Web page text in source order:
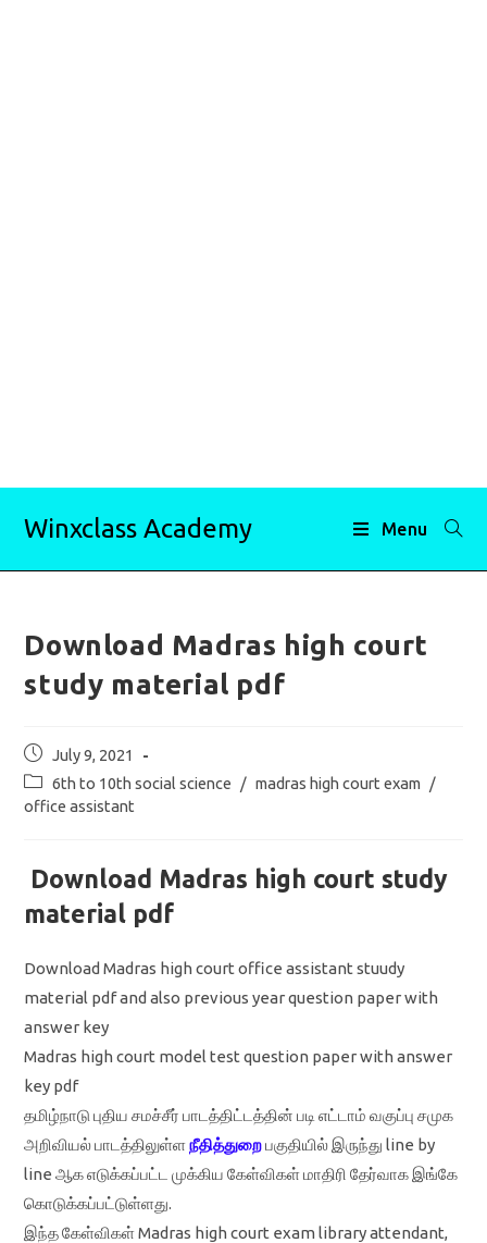
Winxclass Academy Menu
Download Madras high court
study material pdf
Post
published:
July 9, 2021
Post
category:
6th to 10th social science / madras high court exam /
office assistant
Download Madras high court study
material pdf
Download Madras high court office assistant stuudy
material pdf and also previous year question paper with
answer key
Madras high court model test question paper with answer
key pdf
தமிழ்நாடு புதிய சமச்சீர் பாடத்திட்டத்தின் படி எட்டாம் வகுப்பு சமுக
அறிவியல் பாடத்திலுள்ளநீதித்துறைபகுதியில் இருந்து line by
line ஆக எடுக்கப்பட்ட முக்கிய கேள்விகள் மாதிரி தேர்வாக இங்கே
கொடுக்கப்பட்டுள்ளது.
இந்த கேள்விகள் Madras high court exam library attendant,